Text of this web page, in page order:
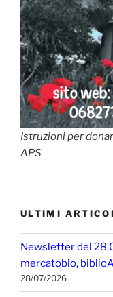
Istruzioni per
APS
ULTIMI
Newsletter del
mercatobio,
28/07/2026